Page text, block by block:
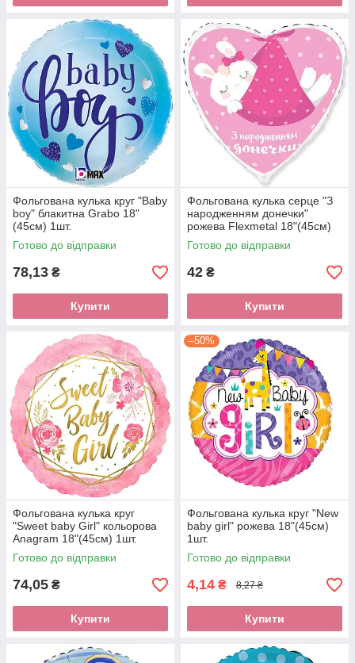
Фольгована кулька круг "Baby
boy" блакитна Grabo 18"
(45см) 1шт.
Готово до відправки
78,13 ₴
Купити
Фольгована кулька серце "З
народженням донечки"
рожева Flexmetal 18"(45см)
1шт.
Готово до відправки
42 ₴
Купити
Фольгована кулька круг
"Sweet baby Girl" кольорова
Anagram 18"(45см) 1шт.
Готово до відправки
74,05 ₴
Купити
–50%
Фольгована кулька круг "New
baby girl" рожева 18"(45см)
1шт.
Готово до відправки
4,14 ₴ 8,27 ₴
Купити